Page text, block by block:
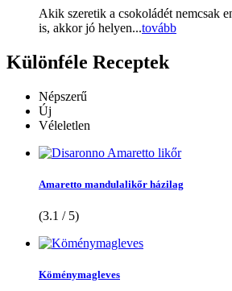
Akik szeretik a csokoládét nemcsak
is, akkor jó helyen...tovább
Különféle Receptek
Népszerű
Új
Véleletlen
Amaretto mandulalikőr házilag
(3.1 / 5)
Köménymagleves